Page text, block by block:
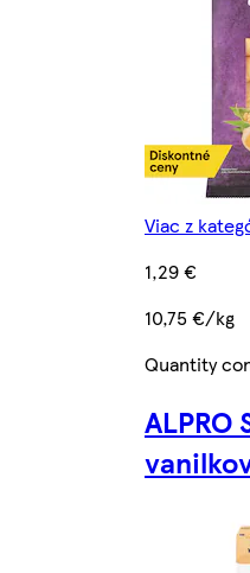
Viac z
1,29 €
10,75 €/kg
Quantity
ALPRO